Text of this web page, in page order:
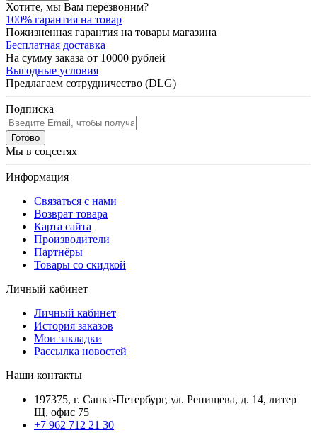
Хотите, мы Вам перезвоним?
100% гарантия на товар
Пожизненная гарантия на товары магазина
Бесплатная доставка
На сумму заказа от 10000 рублей
Выгодные условия
Предлагаем сотрудничество (DLG)
Подписка
Готово
Мы в соцсетях
Информация
Связаться с нами
Возврат товара
Карта сайта
Производители
Партнёры
Товары со скидкой
Личный кабинет
Личный кабинет
История заказов
Мои закладки
Рассылка новостей
Наши контакты
197375, г. Санкт-Петербург, ул. Репищева, д. 14, литер
Щ, офис 75
+7 962 712 21 30